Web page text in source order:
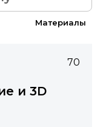
Материалы
70
и 3D